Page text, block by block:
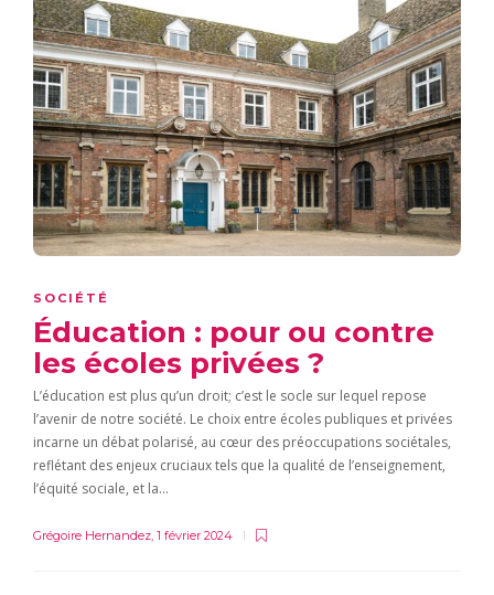
SOCIÉTÉ
Éducation : pour ou contre
les écoles privées ?
L’éducation est plus qu’un droit; c’est le socle sur lequel repose
l’avenir de notre société. Le choix entre écoles publiques et privées
incarne un débat polarisé, au cœur des préoccupations sociétales,
reflétant des enjeux cruciaux tels que la qualité de l’enseignement,
l’équité sociale, et la…
Grégoire Hernandez 1 février 2024